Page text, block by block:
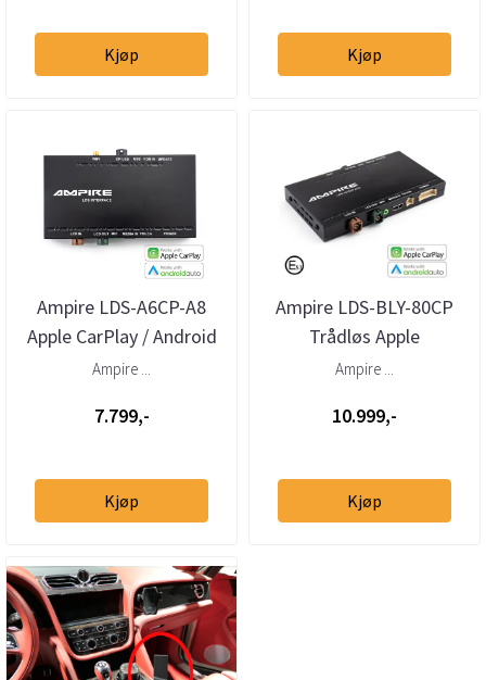
Kjøp Kjøp
Ampire LDS-A6CP-A8
Apple CarPlay / Android
Auto Audi A8
Ampire ...
7.799,-
Kjøp
Ampire LDS-BLY-80CP
Trådløs Apple
CarPlay/Android Auto VW
Ampire ...
10.999,-
Kjøp